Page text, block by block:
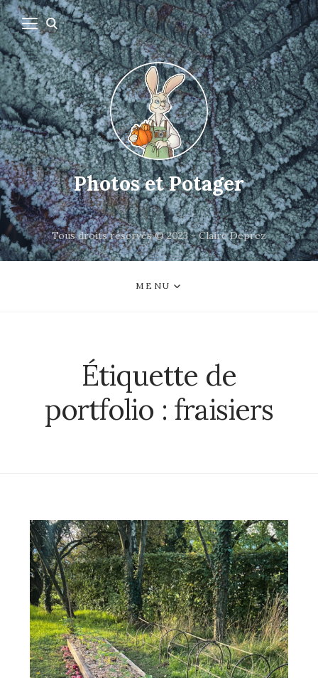
Photos et Potager
Tous droits réservés © 2023 - Claire Deprez
MENU
Étiquette de
portfolio : fraisiers